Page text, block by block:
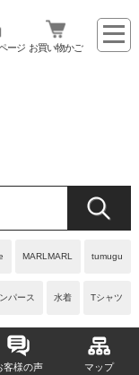
MARLMARL tumugu
パース 水着 Tシャツ
ージ お買い物かご
客様の声 マップ